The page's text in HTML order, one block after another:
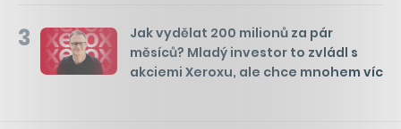
3
Jak vydělat 200 milionů za pár
měsíců? Mladý investor to zvládl s
akciemi Xeroxu, ale chce mnohem víc